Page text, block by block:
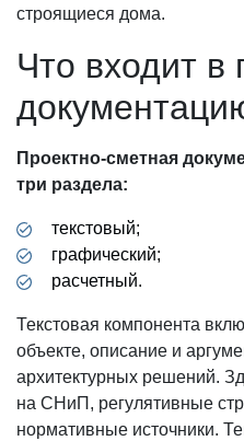
строящиеся дома.
Что входит в
Проектно-сметная
три раздела:
текстовый;
графический;
расчетный.
Текстовая компонента
объекте, описание и
архитектурных решений.
на СНиП, регулятивные
нормативные источники.